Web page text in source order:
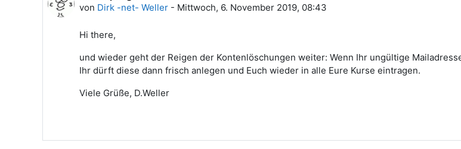
von Dirk -net- Weller - Mittwoch, 6. November 2019, 08:43
Hi there,
und wieder geht der Reigen der Kontenlöschungen weiter: Wenn Ihr ungültige
Ihr dürft diese dann frisch anlegen und Euch wieder in alle Eure Kurse eintragen.
Viele Grüße, D.Weller